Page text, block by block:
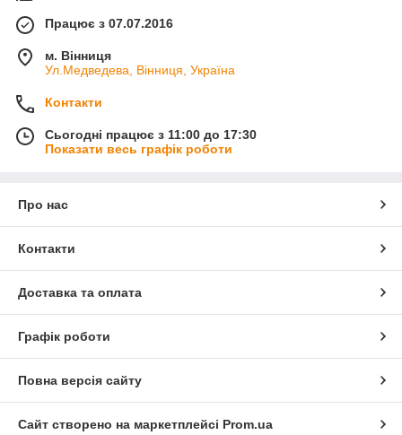
Працює з 07.07.2016
м. Вінниця
Ул.Медведева, Вінниця, Україна
Контакти
Сьогодні працює з 11:00 до 17:30
Показати весь графік роботи
Про нас
Контакти
Доставка та оплата
Графік роботи
Повна версія сайту
Сайт створено на маркетплейсі Prom.ua